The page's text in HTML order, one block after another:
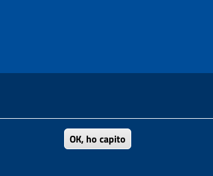
OK, ho capito
"Un CMS per la scuola" .
di Creative Commons.